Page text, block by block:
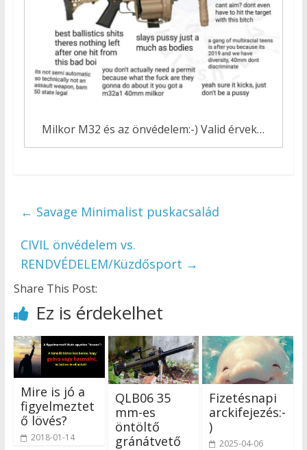
Milkor M32 és az önvédelem:-) Valid érvek…
← Savage Minimalist puskacsalád
CIVIL önvédelem vs.
RENDVÉDELEM/Küzdősport →
Share This Post:
Ez is érdekelhet
Mire is jó a
figyelmeztet
ő lövés?
2018-01-14
QLB06 35
mm-es
öntöltő
gránátvető
Fizetésnapi
arckifejezés:-
)
2025-04-06